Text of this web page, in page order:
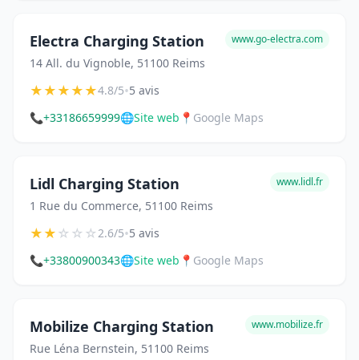
Electra Charging Station
14 All. du Vignoble, 51100 Reims
www.go-electra.com
★★★★★4.8/5•5 avis
📞+33186659999🌐Site web 📍 Google Maps
Lidl Charging Station
1 Rue du Commerce, 51100 Reims
www.lidl.fr
★★☆☆☆2.6/5•5 avis
📞+33800900343🌐Site web 📍 Google Maps
Mobilize Charging Station
Rue Léna Bernstein, 51100 Reims
www.mobilize.fr